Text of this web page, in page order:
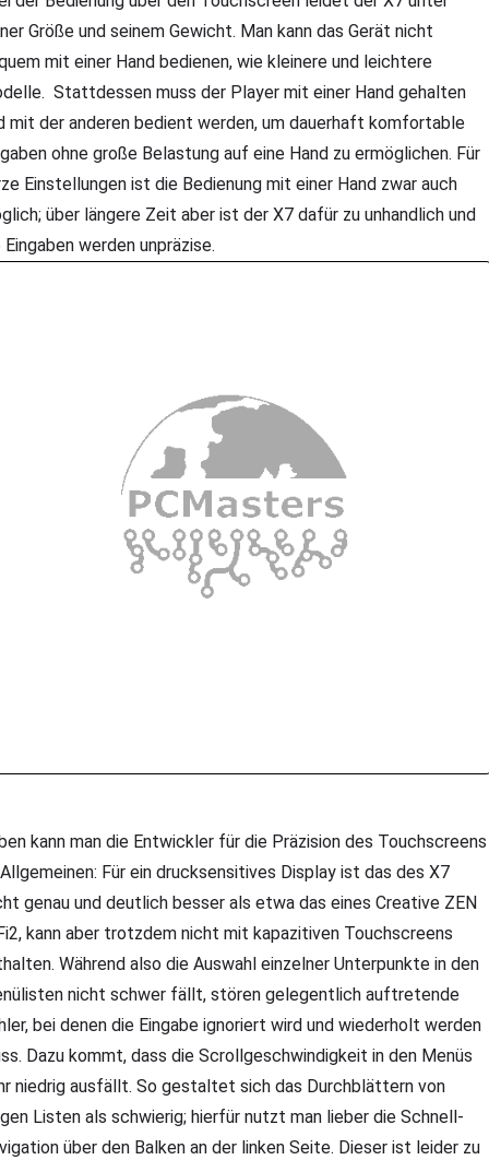
Größe und seinem Gewicht. Man kann das Gerät nicht
mit einer Hand bedienen, wie kleinere und leichtere
Stattdessen muss der Player mit einer Hand gehalten
mit der anderen bedient werden, um dauerhaft komfortable
ohne große Belastung auf eine Hand zu ermöglichen. Für
Einstellungen ist die Bedienung mit einer Hand zwar auch
über längere Zeit aber ist der X7 dafür zu unhandlich und
Eingaben werden unpräzise.
kann man die Entwickler für die Präzision des Touchscreens
Für ein drucksensitives Display ist das des X7
genau und deutlich besser als etwa das eines Creative ZEN
kann aber trotzdem nicht mit kapazitiven Touchscreens
Während also die Auswahl einzelner Unterpunkte in den
nicht schwer fällt, stören gelegentlich auftretende
bei denen die Eingabe ignoriert wird und wiederholt werden
Dazu kommt, dass die Scrollgeschwindigkeit in den Menüs
niedrig ausfällt. So gestaltet sich das Durchblättern von
Listen als schwierig; hierfür nutzt man lieber die Schnell-
über den Balken an der linken Seite. Dieser ist leider zu